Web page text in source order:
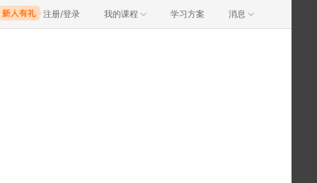
注册/登录 我的课程 学习方案 消息